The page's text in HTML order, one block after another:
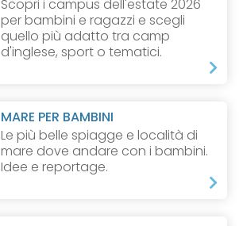
Scopri i campus dell'estate 2026
per bambini e ragazzi e scegli
quello più adatto tra camp
d'inglese, sport o tematici.
MARE PER BAMBINI
Le più belle spiagge e località di
mare dove andare con i bambini.
Idee e reportage.